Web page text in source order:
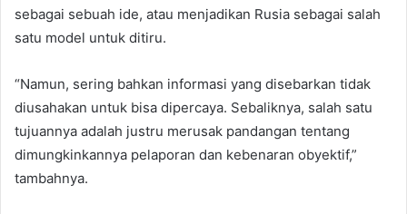
sebagai sebuah ide, atau menjadikan Rusia sebagai salah
satu model untuk ditiru.
“Namun, sering bahkan informasi yang disebarkan tidak
diusahakan untuk bisa dipercaya. Sebaliknya, salah satu
tujuannya adalah justru merusak pandangan tentang
dimungkinkannya pelaporan dan kebenaran obyektif,”
tambahnya.